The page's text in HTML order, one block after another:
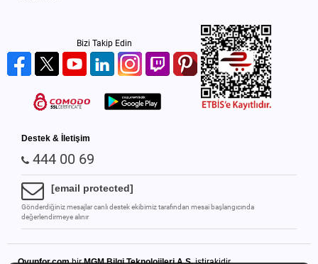
Bizi Takip Edin
Destek & İletişim
444 00 69
[email protected]
Gönderdiğiniz mesajlar canlı destek ekibimiz tarafından mesai başlangıcında
değerlendirmeye alınır
Oyunfor.combirMGM Bilgi Teknolojileri A.Ş.iştirakidir.